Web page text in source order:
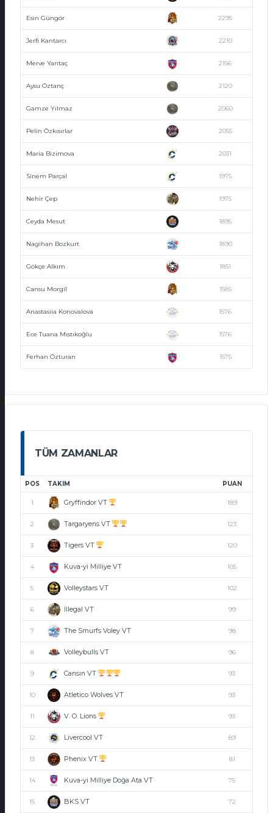
Esin Güngör 2295
Jerfi Kantarcı 2210
Merve Yantaç 2156
Aysu Öztanç 2120
Gamze Yılmaz 2060
Pelin Özkısırlar 2055
Maria Bizimova 2031
Sinem Parçal 1975
Nehir Çep 1975
Ceyda Mesut 1895
Nagihan Bozkurt 1890
Gökçe Alkım 1851
Cansu Morgil 1585
Anastasiia Konovalova 1576
Ece Tuana Mıstıkoğlu 1576
Ferhan Özturan 1575
TÜM ZAMANLAR
POS TAKIM PUAN
1 Gryffindor VT 189
2 Targaryens VT 123
3 Tigers VT 120
4 Kuva-yi Milliye VT 105
5 Volleystars VT 102
6 İllegal VT 99
7 The Smurfs Voley VT 98
8 Volleybulls VT 96
9 Cansın VT 93
10 Atletico Wolves VT 93
11 V. O. Lions 93
12 Livercool VT 89
13 Phenix VT 81
14 Kuva-yi Milliye Doğa Ata VT 75
15 BKS VT 72